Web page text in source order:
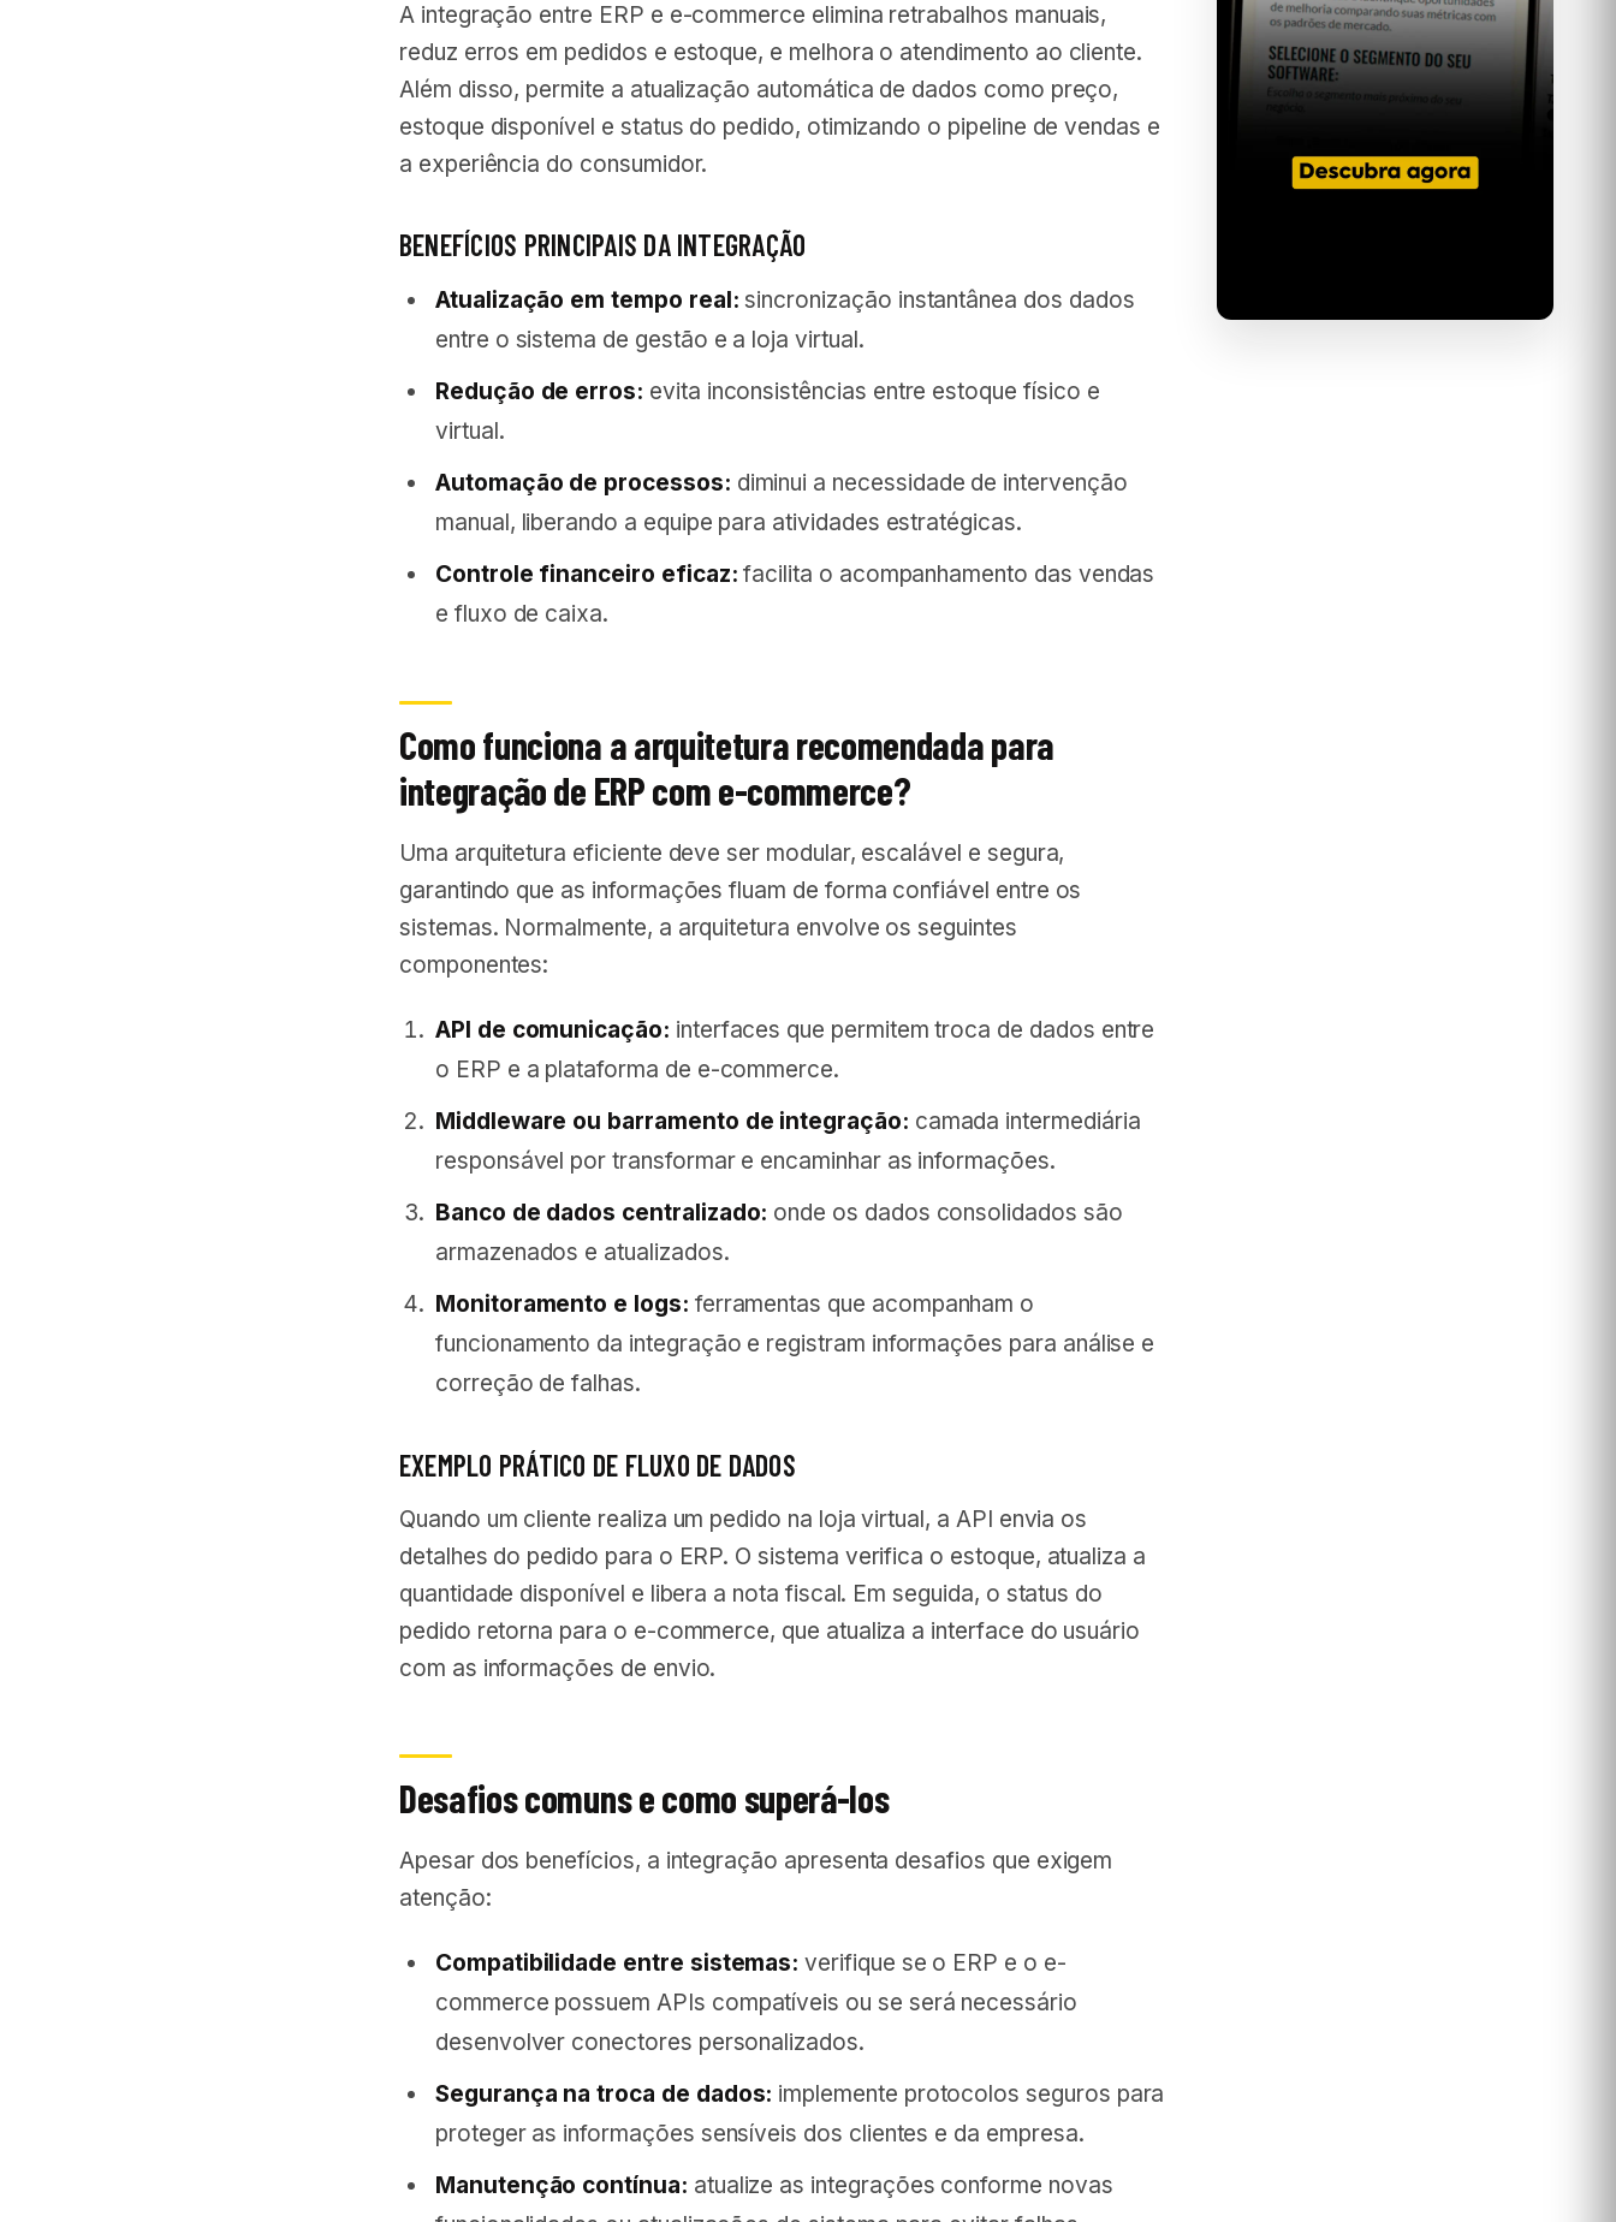
A integração entre ERP e e-commerce elimina retrabalhos manuais,
reduz erros em pedidos e estoque, e melhora o atendimento ao cliente.
Além disso, permite a atualização automática de dados como preço,
estoque disponível e status do pedido, otimizando o pipeline de vendas e
a experiência do consumidor.
BENEFÍCIOS PRINCIPAIS DA INTEGRAÇÃO
Atualização em tempo real: sincronização instantânea dos dados
entre o sistema de gestão e a loja virtual.
Redução de erros: evita inconsistências entre estoque físico e
virtual.
Automação de processos: diminui a necessidade de intervenção
manual, liberando a equipe para atividades estratégicas.
Controle financeiro eficaz: facilita o acompanhamento das vendas
e fluxo de caixa.
Como funciona a arquitetura recomendada para
integração de ERP com e-commerce?
Uma arquitetura eficiente deve ser modular, escalável e segura,
garantindo que as informações fluam de forma confiável entre os
sistemas. Normalmente, a arquitetura envolve os seguintes
componentes:
API de comunicação: interfaces que permitem troca de dados entre
o ERP e a plataforma de e-commerce.
Middleware ou barramento de integração: camada intermediária
responsável por transformar e encaminhar as informações.
Banco de dados centralizado: onde os dados consolidados são
armazenados e atualizados.
Monitoramento e logs: ferramentas que acompanham o
funcionamento da integração e registram informações para análise e
correção de falhas.
EXEMPLO PRÁTICO DE FLUXO DE DADOS
Quando um cliente realiza um pedido na loja virtual, a API envia os
detalhes do pedido para o ERP. O sistema verifica o estoque, atualiza a
quantidade disponível e libera a nota fiscal. Em seguida, o status do
pedido retorna para o e-commerce, que atualiza a interface do usuário
com as informações de envio.
Desafios comuns e como superá-los
Apesar dos benefícios, a integração apresenta desafios que exigem
atenção:
Compatibilidade entre sistemas: verifique se o ERP e o e-
commerce possuem APIs compatíveis ou se será necessário
desenvolver conectores personalizados.
Segurança na troca de dados: implemente protocolos seguros para
proteger as informações sensíveis dos clientes e da empresa.
Manutenção contínua: atualize as integrações conforme novas